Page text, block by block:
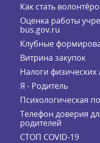
Как стать
Оценка работы
bus.gov.ru
Клубные
Витрина закупок
Налоги
Я - Родитель
Психологическая
Телефон доверия
родителей
СТОП COVID-19